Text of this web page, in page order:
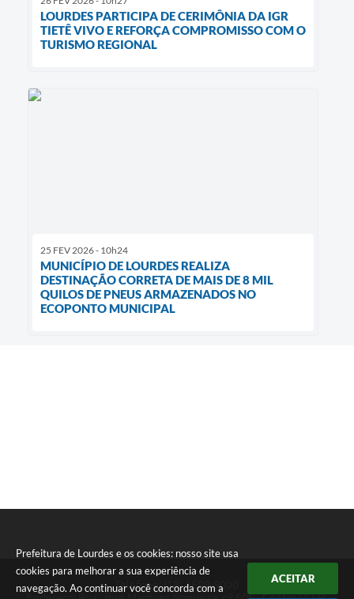
Prefeitura de Lourdes e os cookies: nosso site usa
cookies para melhorar a sua experiência de
navegação. Ao continuar você concorda com a
ACEITAR
LOURDES PARTICIPA DE CERIMÔNIA DA IGR
TIETÊ VIVO E REFORÇA COMPROMISSO COM O
TURISMO REGIONAL
25 FEV 2026 - 10h24
MUNICÍPIO DE LOURDES REALIZA
DESTINAÇÃO CORRETA DE MAIS DE 8 MIL
QUILOS DE PNEUS ARMAZENADOS NO
ECOPONTO MUNICIPAL
Telefone: (18) 3699-9000